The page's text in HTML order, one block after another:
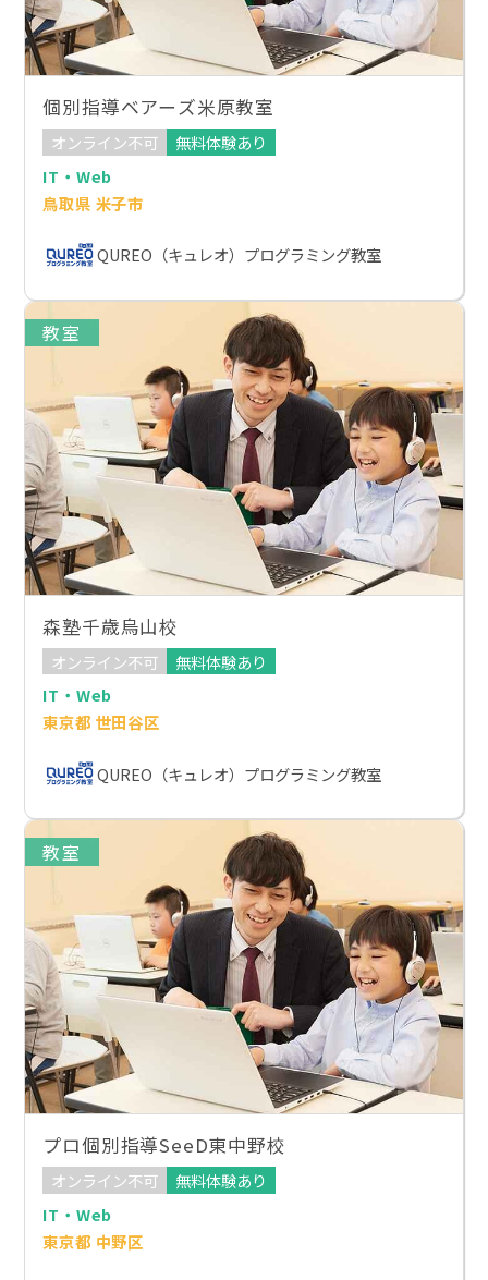
個別指導ベアーズ米原教室
オンライン不可
無料体験あり
IT・Web
鳥取県 米子市
QUREO（キュレオ）プログラミング教室
教室
森塾千歳烏山校
オンライン不可
無料体験あり
IT・Web
東京都 世田谷区
QUREO（キュレオ）プログラミング教室
教室
プロ個別指導SeeD東中野校
オンライン不可
無料体験あり
IT・Web
東京都 中野区